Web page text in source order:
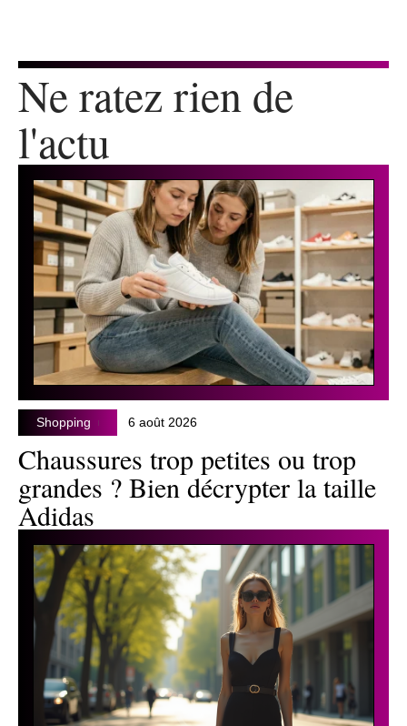
Ne ratez rien de
l'actu
Shopping 6 août 2026
Chaussures trop petites ou trop
grandes ? Bien décrypter la taille
Adidas